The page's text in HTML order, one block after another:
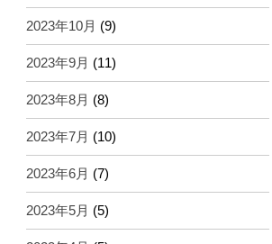
2023年10月 (9)
2023年9月 (11)
2023年8月 (8)
2023年7月 (10)
2023年6月 (7)
2023年5月 (5)